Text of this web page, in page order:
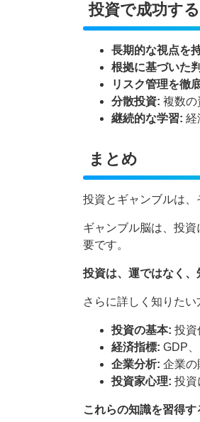
投資で成功す
長期的な視点を
根拠に基づいた
リスク管理を徹
分散投資: 複数の
継続的な学習: 経
まとめ
投資とギャンブルは、
ギャンブル脳は、投資
要です。
投資は、運ではなく、
さらに詳しく知りたい
投資の基本: 投資
経済指標: GDP
企業分析: 企業の
投資家心理: 投資
これらの知識を習得